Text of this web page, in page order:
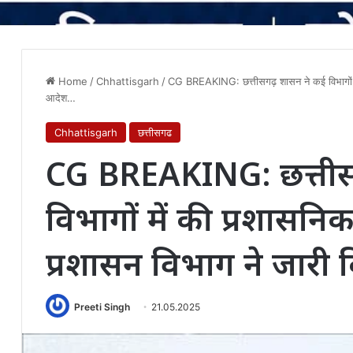
Home /Chhattisgarh /CG BREAKING: छत्तीसगढ़ शासन ने कई
आदेश…
Chhattisgarh छत्तीसगढ
CG BREAKING:
विभागों में की
प्रशासन विभाग ने
Preeti Singh 21.05.2025